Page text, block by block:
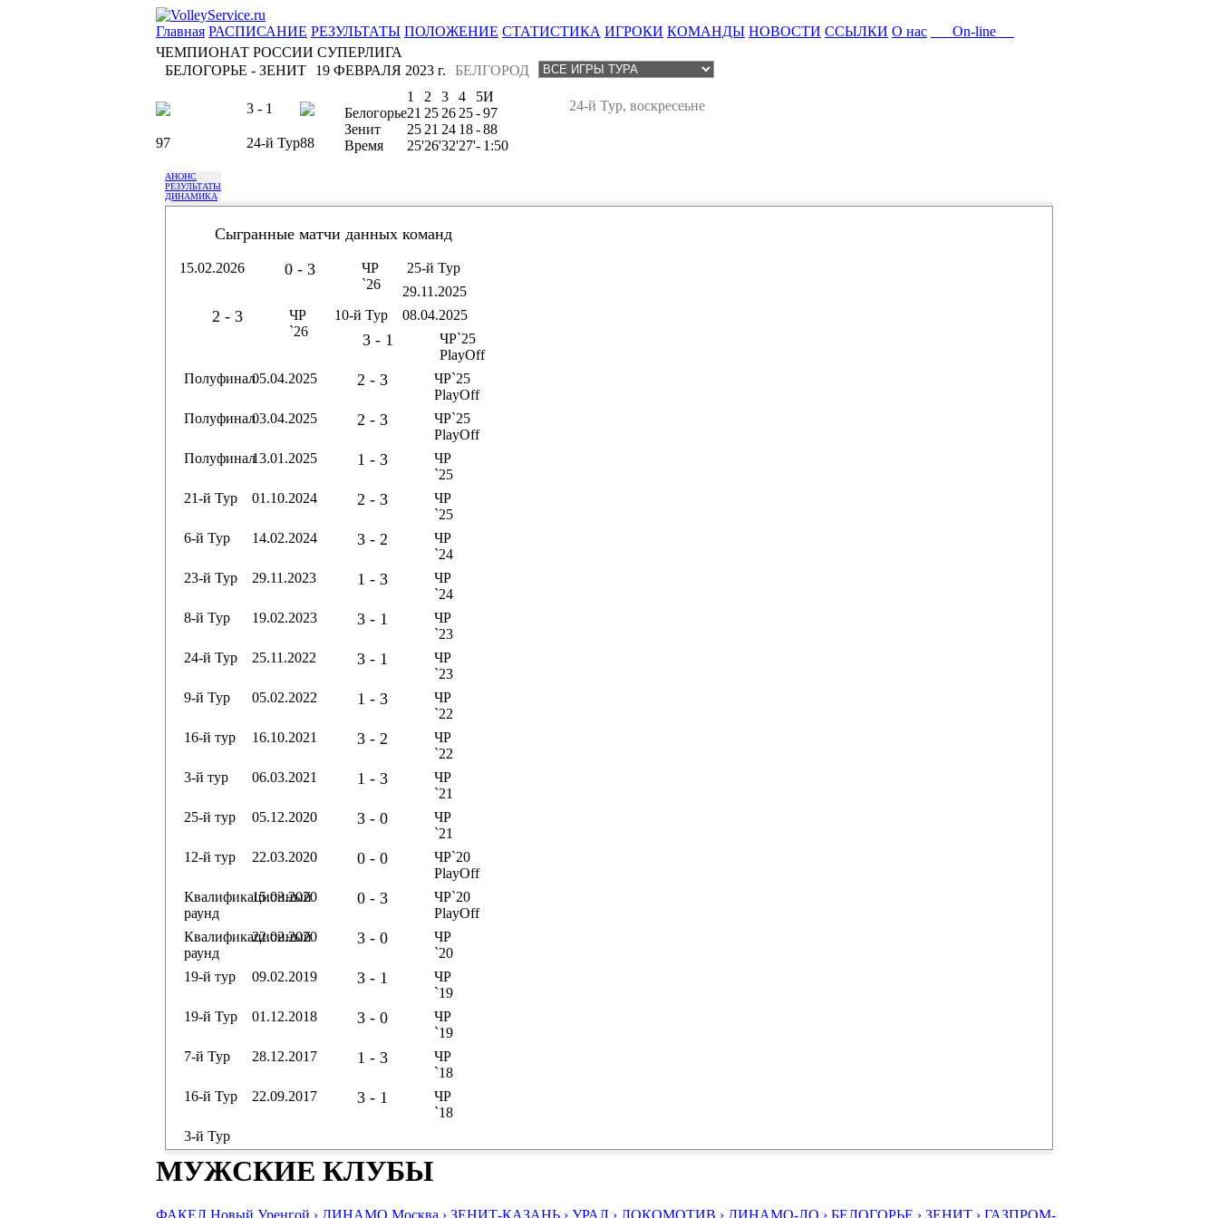
Главная РАСПИСАНИЕ РЕЗУЛЬТАТЫ ПОЛОЖЕНИЕ СТАТИСТИКА ИГРОКИ КОМАНДЫ НОВОСТИ ССЫЛКИ О нас
On-line
ЧЕМПИОНАТ РОССИИ СУПЕРЛИГА
БЕЛОГОРЬЕ - ЗЕНИТ
БЕЛГОРОД
19 ФЕВРАЛЯ 2023 г.
3 - 1
97 24-й Тур88
24-й Тур, воскресеьне
1 2 3 4 5И
Белогорье21 25 26 25-97
Зенит
25 21 24 18-88
Время
25'26'32'27'- 1:50
АНОНС
РЕЗУЛЬТАТЫ
ДИНАМИКА
Сыгранные матчи данных команд
15.02.2026 0 - 3
ЧР
`26
25-й Тур
29.11.2025
2 - 3
ЧР
`26
10-й Тур 08.04.2025
3 - 1
ЧР`25
PlayOff
Полуфинал05.04.2025 2 - 3
ЧР`25
PlayOff
Полуфинал03.04.2025 2 - 3
ЧР`25
PlayOff
Полуфинал13.01.2025 1 - 3
ЧР
`25
21-й Тур
01.10.2024 2 - 3
ЧР
`25
6-й Тур
14.02.2024 3 - 2
ЧР
`24
23-й Тур
29.11.2023 1 - 3
ЧР
`24
8-й Тур
19.02.2023 3 - 1
ЧР
`23
24-й Тур
25.11.2022 3 - 1
ЧР
`23
9-й Тур
05.02.2022 1 - 3
ЧР
`22
16-й тур
16.10.2021 3 - 2
ЧР
`22
3-й тур
06.03.2021 1 - 3
ЧР
`21
25-й тур
05.12.2020 3 - 0
ЧР
`21
12-й тур
22.03.2020 0 - 0
ЧР`20
PlayOff
Квалификационный
раунд
15.03.2020 0 - 3
ЧР`20
PlayOff
Квалификационный
раунд
22.02.2020 3 - 0
ЧР
`20
19-й тур
09.02.2019 3 - 1
ЧР
`19
19-й Тур
01.12.2018 3 - 0
ЧР
`19
7-й Тур
28.12.2017 1 - 3
ЧР
`18
16-й Тур
22.09.2017 3 - 1
ЧР
`18
3-й Тур
МУЖСКИЕ КЛУБЫ